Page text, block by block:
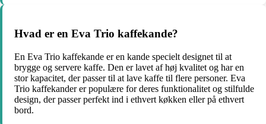
Hvad er en Eva Trio kaffekande?
En Eva Trio kaffekande er en kande specielt designet til at
brygge og servere kaffe. Den er lavet af høj kvalitet og har en
stor kapacitet, der passer til at lave kaffe til flere personer. Eva
Trio kaffekander er populære for deres funktionalitet og stilfulde
design, der passer perfekt ind i ethvert køkken eller på ethvert
bord.